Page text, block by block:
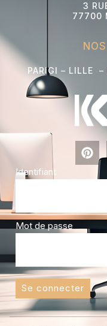
3
77700
PARIGI – LILLE –
Identifiant
Mot de passe
Se connecter